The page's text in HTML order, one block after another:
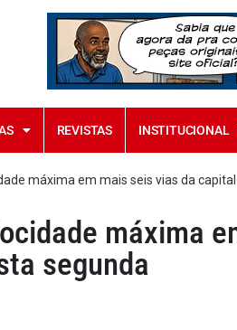
REVISTAS INSTITUCIONAL
máxima em mais seis vias da
máxima
segunda